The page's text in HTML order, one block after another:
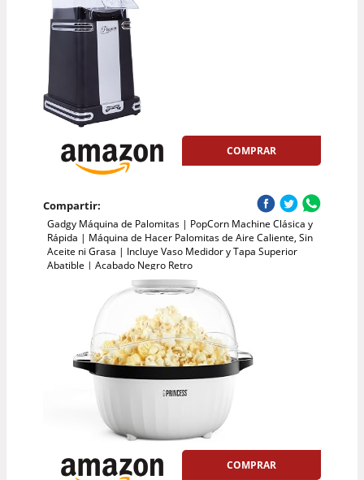
COMPRAR
Compartir:
Gadgy Máquina de Palomitas | PopCorn Machine Clásica y
Rápida | Máquina de Hacer Palomitas de Aire Caliente, Sin
Aceite ni Grasa | Incluye Vaso Medidor y Tapa Superior
Abatible | Acabado Negro Retro
COMPRAR